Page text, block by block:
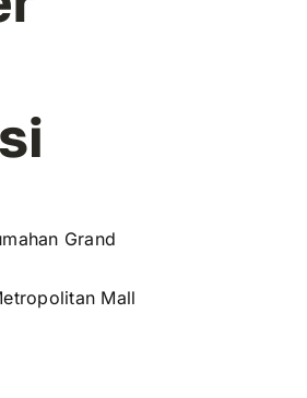
Grand
Mall